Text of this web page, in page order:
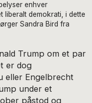
enhver
liberalt demokrati, i dette
Sandra Bird fra
Trump om et par
er dog
eller Engelbrecht
under et
påstod og